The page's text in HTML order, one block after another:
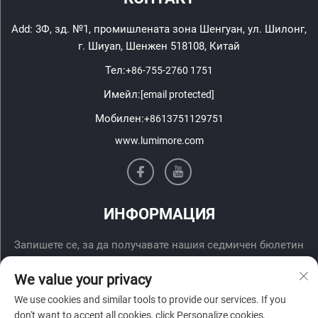
Add: 3Ф, зд. №1, промишлената зона Шенгуан, ул. Шилонг,
г. Шиyan, Шенжен 518108, Китай
Тел:+86-755-2760 1751
Имейл:[email protected]
Мобилен:+8613751129751
www.lumimore.com
ИНФОРМАЦИЯ
Запишете се, за да получавате нашия седмичен бюлетин
We value your privacy
We use cookies and similar tools to provide our services. If you
don't want to accept all cookies, click Personalize cookies.